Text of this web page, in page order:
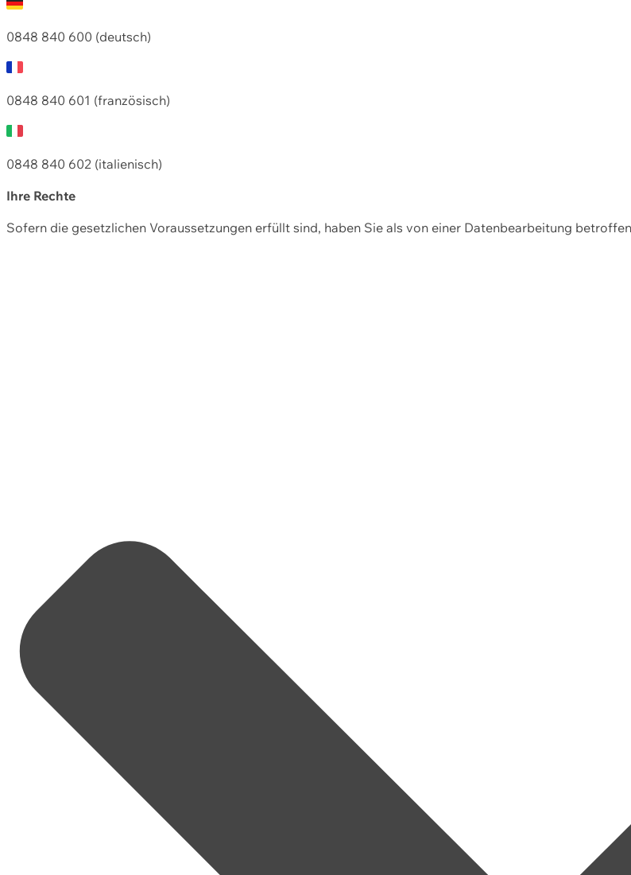
0848 840 600 (deutsch)
0848 840 601 (französisch)
0848 840 602 (italienisch)
Ihre Rechte
Sofern die gesetzlichen Voraussetzungen erfüllt sind, haben Sie als von einer Datenbearbeitung